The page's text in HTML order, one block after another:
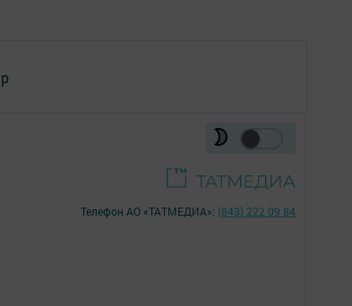
Телефон АО «ТАТМЕДИА»: (843) 222 09 84